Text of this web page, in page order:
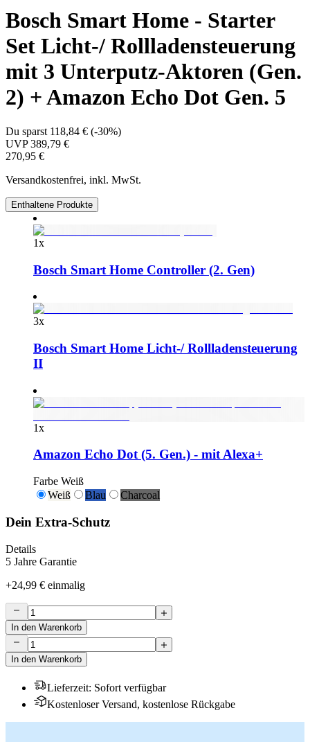
Bosch Smart Home - Starter
Set Licht-/ Rollladensteuerung
mit 3 Unterputz-Aktoren (Gen.
2) + Amazon Echo Dot Gen. 5
Du sparst 118,84 € (-30%)
UVP389,79 €
270,95 €
Versandkostenfrei, inkl. MwSt.
Enthaltene Produkte
1x
Bosch Smart Home Controller (2. Gen)
3x
Bosch Smart Home Licht-/ Rollladensteuerung
II
1x
Amazon Echo Dot (5. Gen.) - mit Alexa+
Farbe Weiß
Weiß
Blau Charcoal
Dein Extra-Schutz
Details
5 Jahre Garantie
+24,99 € einmalig
In den Warenkorb
In den Warenkorb
Lieferzeit: Sofort verfügbar
Kostenloser Versand, kostenlose Rückgabe